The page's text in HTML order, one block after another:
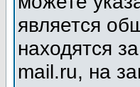
является
находятся
mail.ru, на